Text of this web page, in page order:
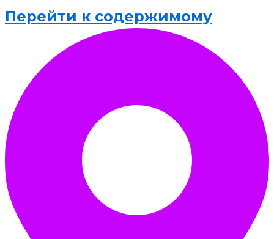
Перейти к содержимому